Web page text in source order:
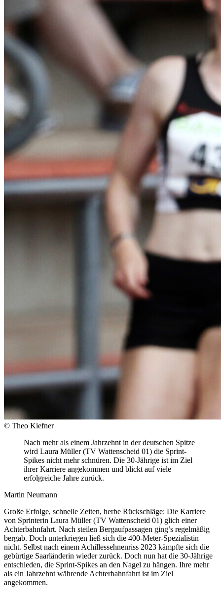
© Theo Kiefner
Nach mehr als einem Jahrzehnt in der deutschen Spitze
wird Laura Müller (TV Wattenscheid 01) die Sprint-
Spikes nicht mehr schnüren. Die 30-Jährige ist im Ziel
ihrer Karriere angekommen und blickt auf viele
erfolgreiche Jahre zurück.
Martin Neumann
Große Erfolge, schnelle Zeiten, herbe Rückschläge: Die Karriere
von Sprinterin Laura Müller (TV Wattenscheid 01) glich einer
Achterbahnfahrt. Nach steilen Bergaufpassagen ging’s regelmäßig
bergab. Doch unterkriegen ließ sich die 400-Meter-Spezialistin
nicht. Selbst nach einem Achillessehnenriss 2023 kämpfte sich die
gebürtige Saarländerin wieder zurück. Doch nun hat die 30-Jährige
entschieden, die Sprint-Spikes an den Nagel zu hängen. Ihre mehr
als ein Jahrzehnt währende Achterbahnfahrt ist im Ziel
angekommen.